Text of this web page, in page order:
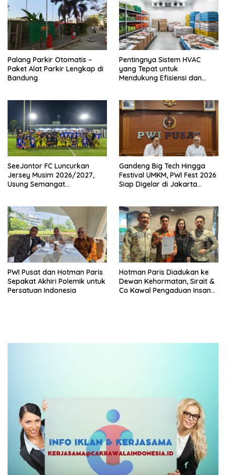
Palang Parkir Otomatis –
Paket Alat Parkir Lengkap di
Bandung
Pentingnya Sistem HVAC
yang Tepat untuk
Mendukung Efisiensi dan
SeeJontor FC Luncurkan
Jersey Musim 2026/2027,
Usung Semangat
Gandeng Big Tech Hingga
Festival UMKM, PWI Fest 2026
Siap Digelar di Jakarta
PWI Pusat dan Hotman Paris
Sepakat Akhiri Polemik untuk
Persatuan Indonesia
Hotman Paris Diadukan ke
Dewan Kehormatan, Sirait &
Co Kawal Pengaduan Insan